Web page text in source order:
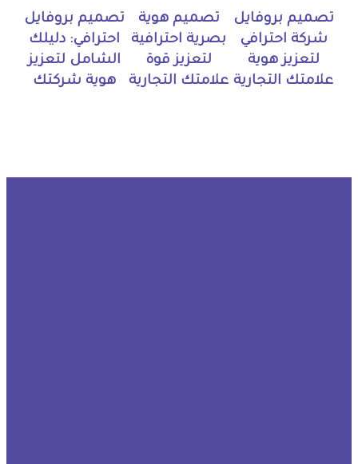
تصميم بروفايل
شركة احترافي
لتعزيز هوية
علامتك التجارية
تصميم هوية
بصرية احترافية
لتعزيز قوة
علامتك التجارية
تصميم بروفايل
احترافي: دليلك
الشامل لتعزيز
هوية شركتك